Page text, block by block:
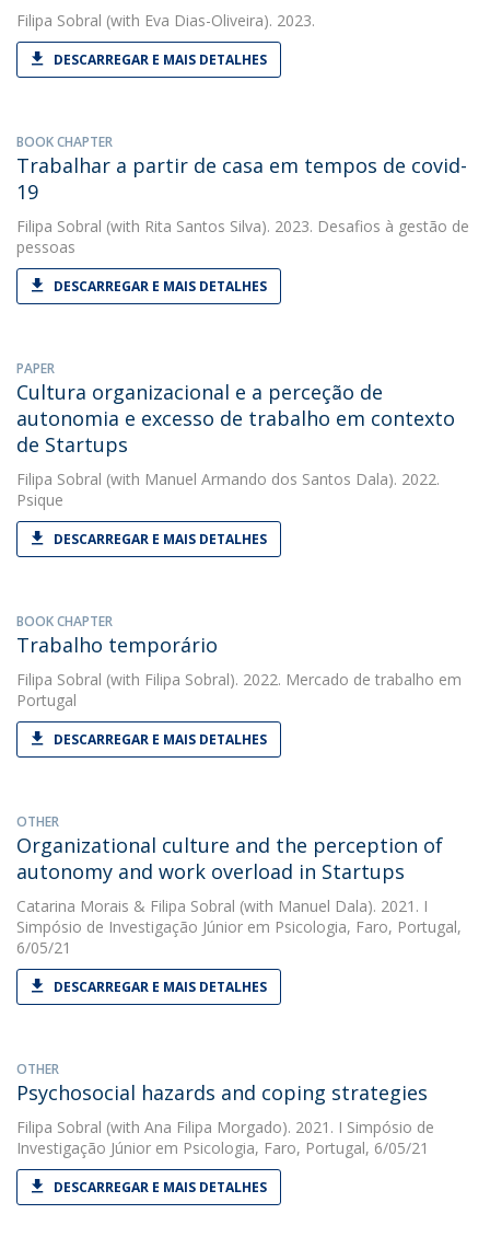
Filipa Sobral (with Eva Dias-Oliveira). 2023.
DESCARREGAR E MAIS DETALHES
BOOK CHAPTER
Trabalhar a partir de casa em tempos de covid-
19
Filipa Sobral (with Rita Santos Silva). 2023. Desafios à gestão de
pessoas
DESCARREGAR E MAIS DETALHES
PAPER
Cultura organizacional e a perceção de
autonomia e excesso de trabalho em contexto
de Startups
Filipa Sobral (with Manuel Armando dos Santos Dala). 2022.
Psique
DESCARREGAR E MAIS DETALHES
BOOK CHAPTER
Trabalho temporário
Filipa Sobral (with Filipa Sobral). 2022. Mercado de trabalho em
Portugal
DESCARREGAR E MAIS DETALHES
OTHER
Organizational culture and the perception of
autonomy and work overload in Startups
Catarina Morais & Filipa Sobral (with Manuel Dala). 2021. I
Simpósio de Investigação Júnior em Psicologia, Faro, Portugal,
6/05/21
DESCARREGAR E MAIS DETALHES
OTHER
Psychosocial hazards and coping strategies
Filipa Sobral (with Ana Filipa Morgado). 2021. I Simpósio de
Investigação Júnior em Psicologia, Faro, Portugal, 6/05/21
DESCARREGAR E MAIS DETALHES